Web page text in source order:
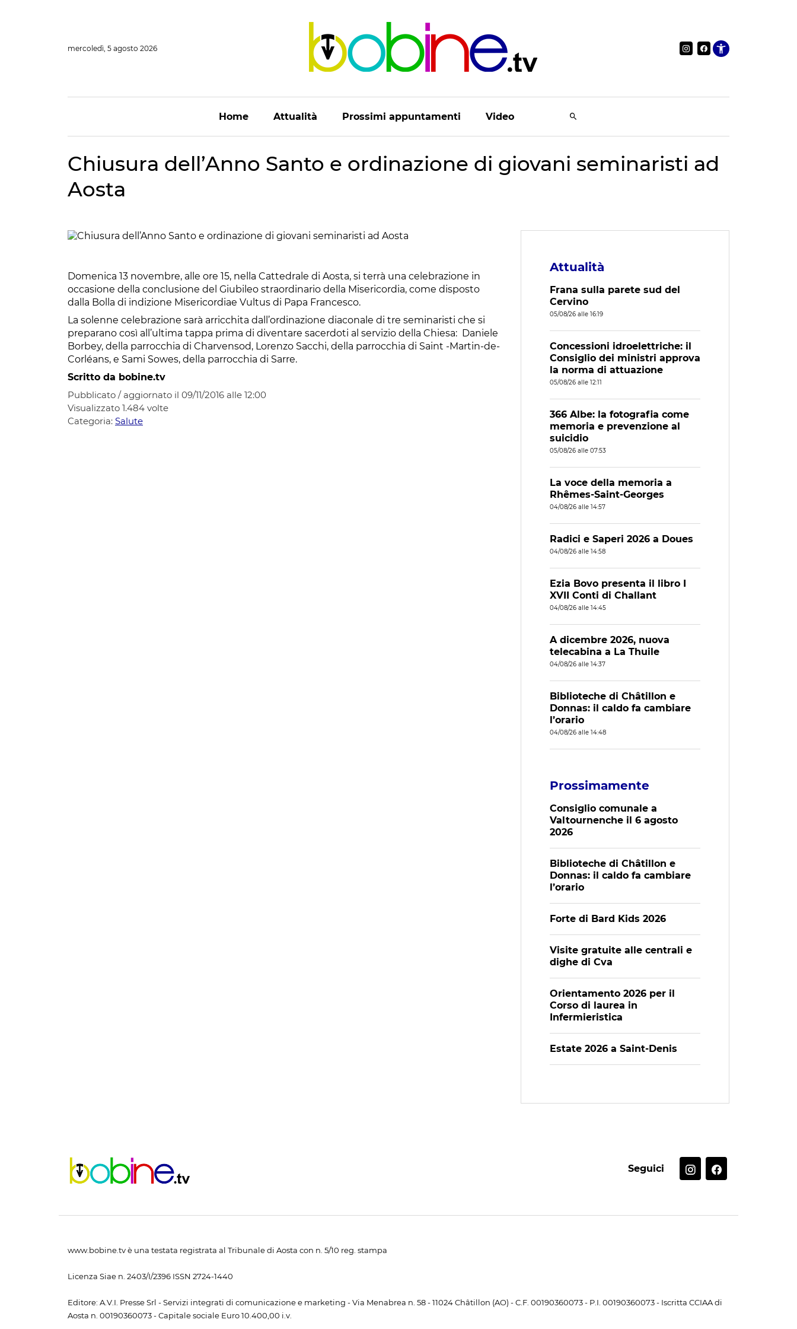
mercoledì, 5 agosto 2026 Apri le
Home Attualità Prossimi appuntamenti Video
Chiusura dell’Anno Santo e ordinazione di giovani seminaristi ad
Aosta
Domenica 13 novembre, alle ore 15, nella Cattedrale di Aosta, si terrà una celebrazione in
occasione della conclusione del Giubileo straordinario della Misericordia, come disposto
dalla Bolla di indizione Misericordiae Vultus di Papa Francesco.
La solenne celebrazione sarà arricchita dall’ordinazione diaconale di tre seminaristi che si
preparano così all’ultima tappa prima di diventare sacerdoti al servizio della Chiesa: Daniele
Borbey, della parrocchia di Charvensod, Lorenzo Sacchi, della parrocchia di Saint -Martin-de-
Corléans, e Sami Sowes, della parrocchia di Sarre.
Scritto da bobine.tv
Pubblicato / aggiornato il 09/11/2016 alle 12:00
Visualizzato 1.484 volte
Categoria: Salute
Attualità
Frana sulla parete sud del
Cervino
05/08/26 alle 16:19
Concessioni idroelettriche: il
Consiglio dei ministri approva
la norma di attuazione
05/08/26 alle 12:11
366 Albe: la fotografia come
memoria e prevenzione al
suicidio
05/08/26 alle 07:53
La voce della memoria a
Rhêmes-Saint-Georges
04/08/26 alle 14:57
Radici e Saperi 2026 a Doues
04/08/26 alle 14:58
Ezia Bovo presenta il libro I
XVII Conti di Challant
04/08/26 alle 14:45
A dicembre 2026, nuova
telecabina a La Thuile
04/08/26 alle 14:37
Biblioteche di Châtillon e
Donnas: il caldo fa cambiare
l’orario
04/08/26 alle 14:48
Prossimamente
Consiglio comunale a
Valtournenche il 6 agosto
2026
Biblioteche di Châtillon e
Donnas: il caldo fa cambiare
l’orario
Forte di Bard Kids 2026
Visite gratuite alle centrali e
dighe di Cva
Orientamento 2026 per il
Corso di laurea in
Infermieristica
Estate 2026 a Saint-Denis
Seguici
www.bobine.tv è una testata registrata al Tribunale di Aosta con n. 5/10 reg. stampa
Licenza Siae n. 2403/I/2396 ISSN 2724-1440
Editore: A.V.I. Presse Srl - Servizi integrati di comunicazione e marketing - Via Menabrea n. 58 - 11024 Châtillon (AO) - C.F. 00190360073 - P.I. 00190360073 - Iscritta CCIAA di
Aosta n. 00190360073 - Capitale sociale Euro 10.400,00 i.v.